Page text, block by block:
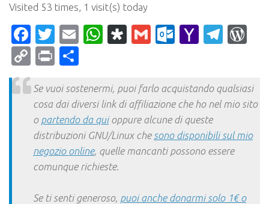
Visited 53 times, 1 visit(s) today
Facebook
Twitter
EmailWhatsApp
Diaspora
Gmail Yahoo
CopyPrint
Se vuoi sostenermi, puoi farlo acquistando qualsiasi
cosa dai diversi link di affiliazione che ho nel mio sito
o partendo da quioppure alcune di queste
distribuzioni GNU/Linux che sono disponibili sul mio
negozio online, quelle mancanti possono essere
comunque richieste.
Se ti senti generoso, puoi anche donarmi solo 1€ o